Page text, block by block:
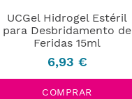
UCGel Hidrogel Estéril
para Desbridamento de
Feridas 15ml
6,93 €
COMPRAR